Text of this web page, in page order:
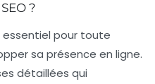
?
essentiel pour toute
sa présence en ligne.
détaillées qui